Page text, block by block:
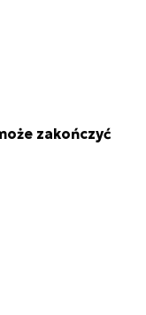
zakończyć